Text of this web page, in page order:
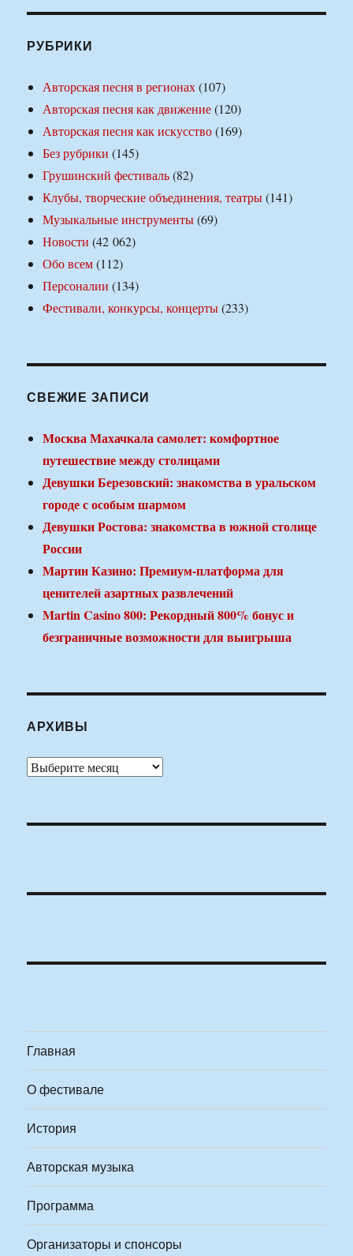
РУБРИКИ
Авторская песня в регионах(107)
Авторская песня как движение(120)
Авторская песня как искусство(169)
Без рубрики (145)
Грушинский фестиваль(82)
Клубы, творческие объединения, театры(141)
Музыкальные инструменты(69)
Новости (42 062)
Обо всем(112)
Персоналии (134)
Фестивали, конкурсы, концерты(233)
СВЕЖИЕ ЗАПИСИ
Москва Махачкала самолет: комфортное
путешествие между столицами
Девушки Березовский: знакомства в уральском
городе с особым шармом
Девушки Ростова: знакомства в южной столице
России
Мартин Казино: Премиум-платформа для
ценителей азартных развлечений
Martin Casino 800: Рекордный 800% бонус и
безграничные возможности для выигрыша
АРХИВЫ
Архивы
Главная
О фестивале
История
Авторская музыка
Программа
Организаторы и спонсоры